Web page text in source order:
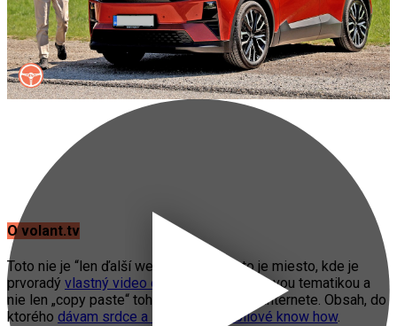
O volant.tv
Toto nie je “len ďalší web o autách”. Toto je miesto, kde je
prvoradý vlastný video obsah
s automobilovou tematikou a
nie len „copy paste“ toho, čo práve fičí na internete. Obsah, do
ktorého dávam srdce a svoje automobilové know how.